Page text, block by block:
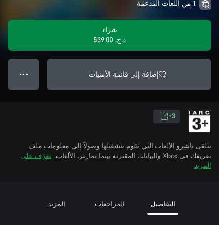
1 من اللغات المدعمة
شراء
د.ج.‏ 539,00
إضافة إلى قائمة الأمنيات ● ● ●
3+
يتلقى ناشرو الألعاب التي تقوم بتشغيلها وصولاً إلى معلومات ملف
تعريفك في Xbox والبيانات المقترنة بينما تمارس الألعاب.
تعرّف على
المزيد
التفاصيل المراجعات المزيد